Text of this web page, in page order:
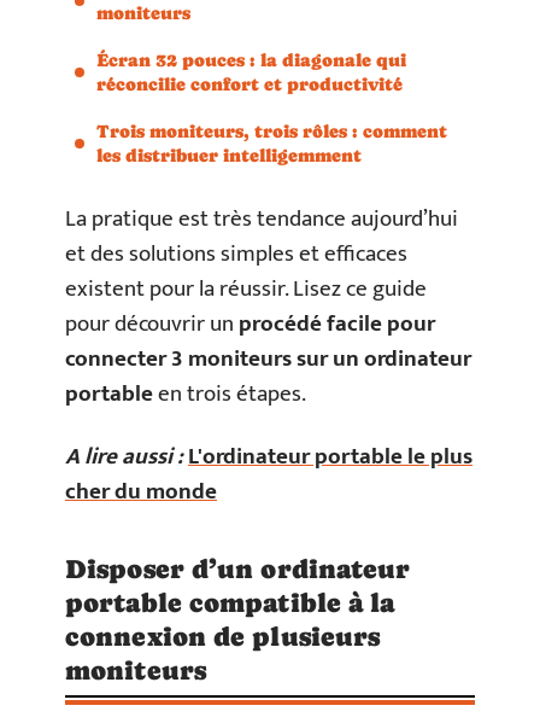
moniteurs
Écran 32 pouces : la diagonale qui
réconcilie confort et productivité
Trois moniteurs, trois rôles : comment
les distribuer intelligemment
La pratique est très tendance aujourd’hui
et des solutions simples et efficaces
existent pour la réussir. Lisez ce guide
pour découvrir unprocédé facile pour
connecter 3 moniteurs sur un ordinateur
portableen trois étapes.
A lire aussi :L'ordinateur portable le plus
cher du monde
Disposer d’un ordinateur
portable compatible à la
connexion de plusieurs
moniteurs